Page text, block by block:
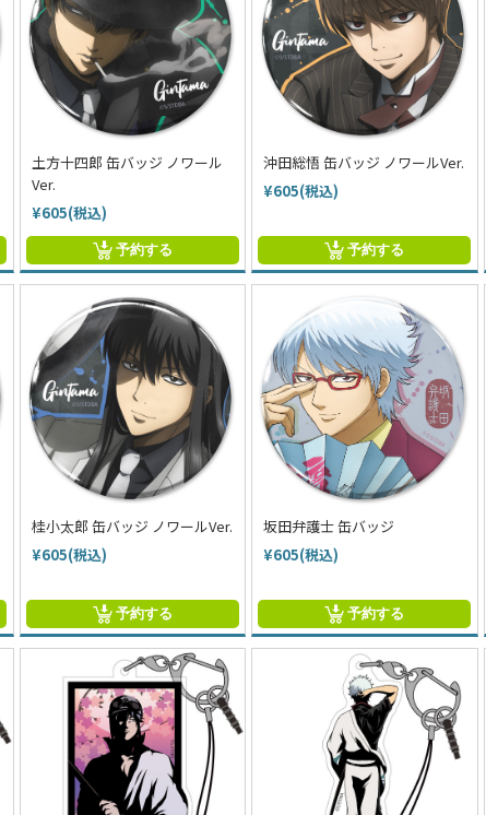
土方十四郎 缶バッジ ノワール
Ver.
¥605(税込)
予約する
沖田総悟 缶バッジ ノワールVer.
¥605(税込)
予約する
桂小太郎 缶バッジ ノワールVer.
¥605(税込)
予約する
坂田弁護士 缶バッジ
¥605(税込)
予約する